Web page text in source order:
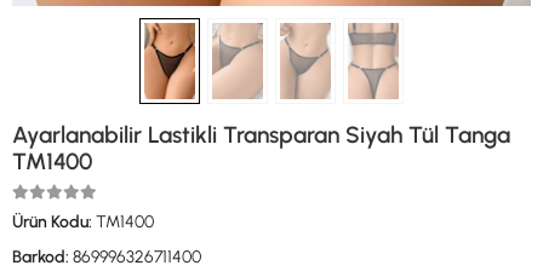
Ayarlanabilir Lastikli Transparan Siyah Tül Tanga
TM1400
Ürün Kodu: TM1400
Barkod: 869996326711400